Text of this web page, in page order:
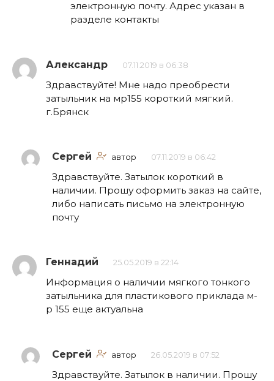
электронную почту. Адрес указан в
разделе контакты
Александр 07.11.2019 в 06:38
Здравствуйте! Мне надо преобрести
затыльник на мр155 короткий мягкий.
г.Брянск
Сергей автор 07.11.2019 в 06:42
Здравствуйте. Затылок короткий в
наличии. Прошу оформить заказ на сайте,
либо написать письмо на электронную
почту
Геннадий 25.05.2019 в 22:14
Информация о наличии мягкого тонкого
затыльника для пластикового приклада м-
р 155 еще актуальна
Сергей автор 26.05.2019 в 07:52
Здравствуйте. Затылок в наличии. Прошу